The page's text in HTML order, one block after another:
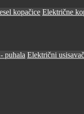
kopačice Električne
puhala Električni